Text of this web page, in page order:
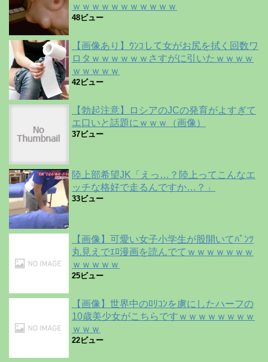
ｗｗｗｗｗｗｗｗｗｗｗ
48ビュー
【画像あり】ｳﾝｺして女がお尻を拭く回数ワ
ロタｗｗｗｗｗｗさすがに引いたｗｗｗｗ
ｗｗｗｗｗ
42ビュー
【勃起注意】ロシアのJCの発育がよすぎて
エ口いと話題にｗｗｗ（画像）
37ビュー
陸上部希望JK「えっ…？陸上ってこんなエ
ッチな格好で走るんですか…？」
33ビュー
【画像】可愛い女子小学生が股開いてﾊﾟﾝﾂ
丸見えでｴﾛ漫画を読んでてｗｗｗｗｗｗｗ
ｗｗｗｗｗ
25ビュー
【画像】世界中のﾛﾘｺﾝを虜にしたハーフの
10歳美少女がこちらですｗｗｗｗｗｗｗｗ
ｗｗｗ
22ビュー